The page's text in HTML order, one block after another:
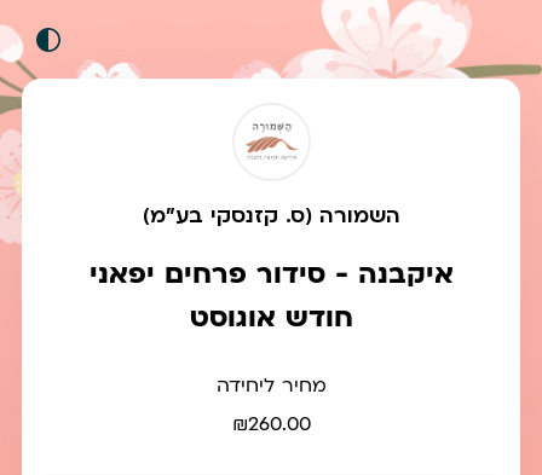
השמורה (ס. קזנסקי בע"מ)
איקבנה - סידור פרחים יפאני
חודש אוגוסט
מחיר ליחידה
₪260.00